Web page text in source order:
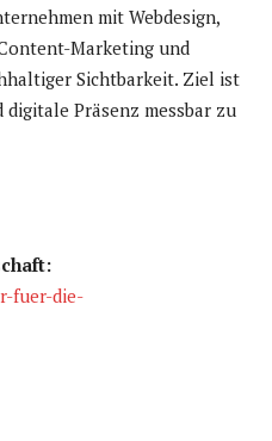
mit Webdesign,
Marketing und
Sichtbarkeit. Ziel ist
Präsenz messbar zu
fuer-die-